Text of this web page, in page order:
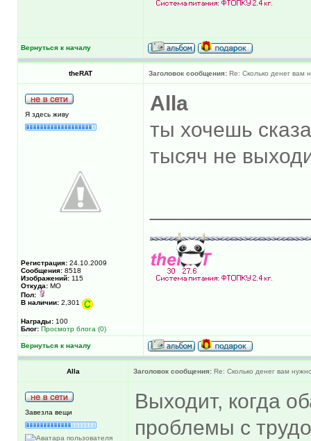
Вернуться к началу
theRAT Заголовок сообщения: Re: Сколько денег вам
Я здесь живу
Регистрация: 24.10.2009
Сообщения: 8518
Изображений: 115
Откуда: МО
Пол:
В наличии: 2,301
Награды: 100
Блог: Просмотр блога (0)
Alla
ты хочешь
тысяч не
Вернуться к началу
Alla Заголовок сообщения: Re: Сколько денег вам
Завезла вещи
Выходит, когда
проблемы с